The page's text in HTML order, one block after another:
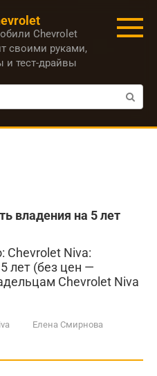
Chevrolet
своими руками,
тест-драйвы
владения на 5 лет
Chevrolet Niva:
лет (без цен —
Chevrolet Niva
Елена Смирнова